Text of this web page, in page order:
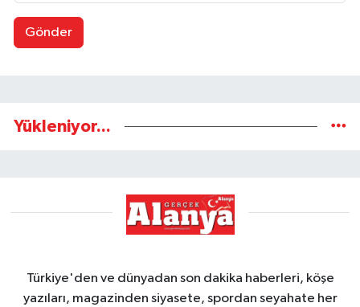
Gönder
Yükleniyor...
Türkiye'den ve dünyadan son dakika haberleri, köşe
yazıları, magazinden siyasete, spordan seyahate her